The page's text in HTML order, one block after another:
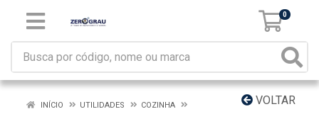
0
VOLTAR
INÍCIO UTILIDADES
COZINHA